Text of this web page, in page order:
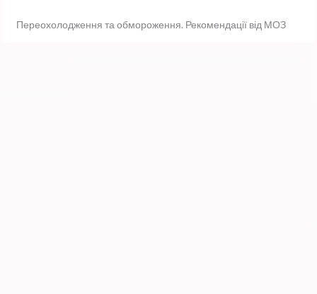
Переохолодження та обмороження. Рекомендації від МОЗ